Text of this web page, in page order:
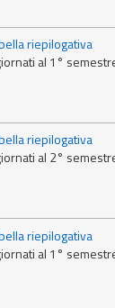
riepilogativa
al 1°
riepilogativa
al 2°
riepilogativa
al 1°